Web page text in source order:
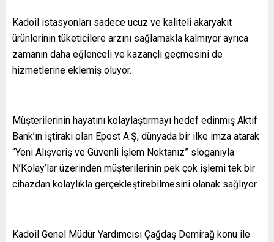
Kadoil istasyonları sadece ucuz ve kaliteli akaryakıt
ürünlerinin tüketicilere arzını sağlamakla kalmıyor ayrıca
zamanın daha eğlenceli ve kazançlı geçmesini de
hizmetlerine eklemiş oluyor.
Müşterilerinin hayatını kolaylaştırmayı hedef edinmiş Aktif
Bank’ın iştiraki olan Epost A.Ş, dünyada bir ilke imza atarak
“Yeni Alışveriş ve Güvenli İşlem Noktanız” sloganıyla
N’Kolay’lar üzerinden müşterilerinin pek çok işlemi tek bir
cihazdan kolaylıkla gerçekleştirebilmesini olanak sağlıyor.
Kadoil Genel Müdür Yardımcısı Çağdaş Demirağ konu ile